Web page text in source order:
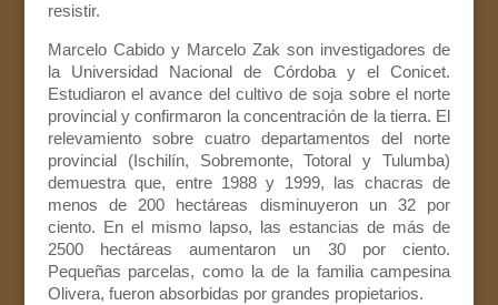
resistir.
Marcelo Cabido y Marcelo Zak son investigadores de
la Universidad Nacional de Córdoba y el Conicet.
Estudiaron el avance del cultivo de soja sobre el norte
provincial y confirmaron la concentración de la tierra. El
relevamiento sobre cuatro departamentos del norte
provincial (Ischilín, Sobremonte, Totoral y Tulumba)
demuestra que, entre 1988 y 1999, las chacras de
menos de 200 hectáreas disminuyeron un 32 por
ciento. En el mismo lapso, las estancias de más de
2500 hectáreas aumentaron un 30 por ciento.
Pequeñas parcelas, como la de la familia campesina
Olivera, fueron absorbidas por grandes propietarios.